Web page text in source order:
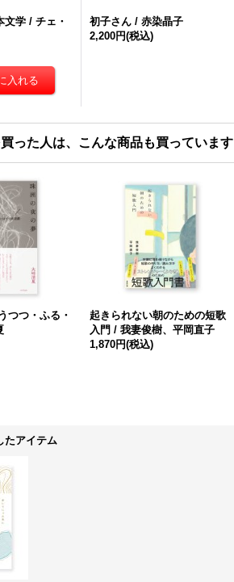
文学 / チェ・
初子さん / 赤染晶子
2,200円(税込)
った人は、こんな商品も買っています
つつ・ふる・
起きられない朝のための短歌
入門 / 我妻俊樹、平岡直子
1,870円(税込)
たアイテム